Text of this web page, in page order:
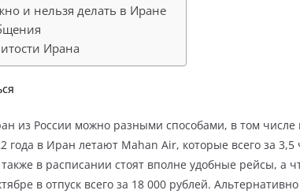
и нельзя делать в Иране
Ирана
из России можно разными способами, в том
года в Иран летают Mahan Air, которые всего за
в расписании стоят вполне удобные рейсы, а
в отпуск всего за 18 000 рублей.